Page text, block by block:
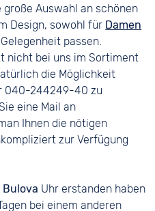
Auswahl an schönen
Design, sowohl für Damen
passen.
nicht bei uns im Sortiment
die Möglichkeit
040-244249-40 zu
eine Mail an
Ihnen die nötigen
zur Verfügung
Bulova Uhr erstanden haben
bei einem anderen